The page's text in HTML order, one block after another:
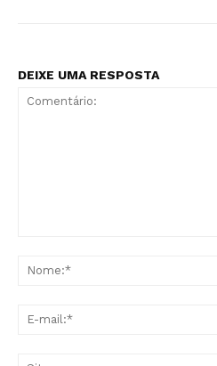
DEIXE UMA RESPOSTA